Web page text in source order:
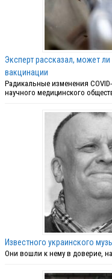
Эксперт рассказал, может
вакцинации
Радикальные изменения
научного медицинского
Известного украинского
Они вошли к нему в доверие,